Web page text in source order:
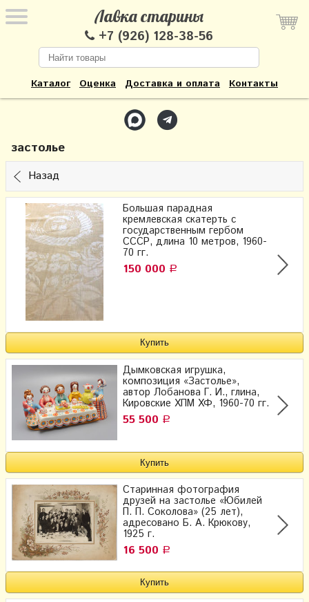
Лавка старины
+7 (926) 128-38-56
Каталог Оценка Доставка и оплата Контакты
застолье
Назад
Большая парадная
кремлевская скатерть с
государственным гербом
СССР, длина 10 метров, 1960-
70 гг.
150 000 Р
Дымковская игрушка,
композиция «Застолье»,
автор Лобанова Г. И., глина,
Кировские ХПМ ХФ, 1960-70 гг.
55 500 Р
Старинная фотография
друзей на застолье «Юбилей
П. П. Соколова» (25 лет),
адресовано Б. А. Крюкову,
1925 г.
16 500 Р